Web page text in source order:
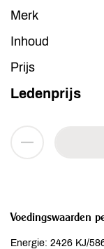
Merk
Inhoud
Prijs
Ledenprijs
Voedingswaarden
Energie: 2426 KJ/